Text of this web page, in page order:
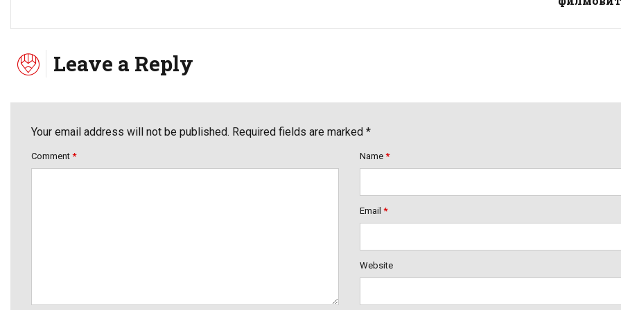
Leave a Reply
Your email address will not be published. Required fields are marked *
Comment * Name *
Email *
Website